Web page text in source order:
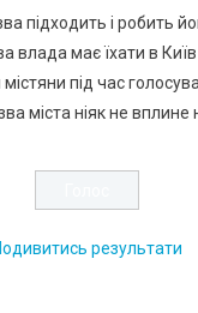
підходить і робить
влада має їхати в
містяни під час
міста ніяк не вплине
результати